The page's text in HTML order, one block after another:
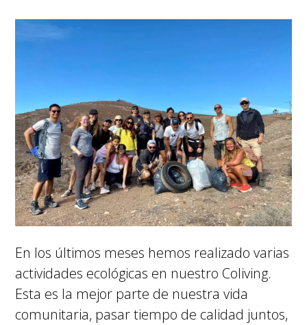
En los últimos meses hemos realizado varias
actividades ecológicas en nuestro Coliving.
Esta es la mejor parte de nuestra vida
comunitaria, pasar tiempo de calidad juntos,